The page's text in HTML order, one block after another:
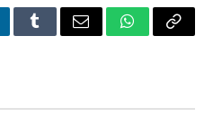
TumblrEmail WhatsApp
Copy